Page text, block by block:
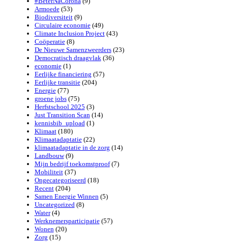
Armoede(53)
Biodiversiteit(9)
Circulaire economie(49)
Climate Inclusion Project(43)
Coöperatie(8)
De Nieuwe Samenzweerders(23)
Democratisch draagvlak(36)
economie(1)
Eerlijke financiering (57)
Eerlijke transitie(204)
Energie(77)
groene jobs(75)
Herfstschool 2025 (3)
Just Transition Scan(14)
kennisbib_upload(1)
Klimaat(180)
Klimaatadaptatie(22)
klimaatadaptatie in de zorg (14)
Landbouw(9)
Mijn bedrijf toekomstproof(7)
Mobiliteit(37)
Ongecategoriseerd(18)
Recent(204)
Samen Energie Winnen(5)
Uncategorized(8)
Water(4)
Werknemersparticipatie(57)
Wonen(20)
Zorg (15)